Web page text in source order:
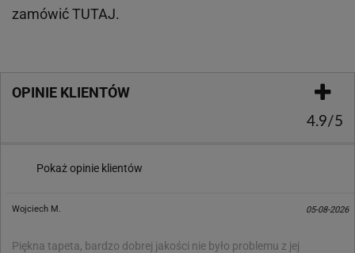
zamówićTUTAJ.
OPINIE KLIENTÓW
4.9/5
Pokaż opinie klientów
Wojciech M. 05-08-2026
Piękna tapeta, bardzo dobrej jakości nie było problemu z jej